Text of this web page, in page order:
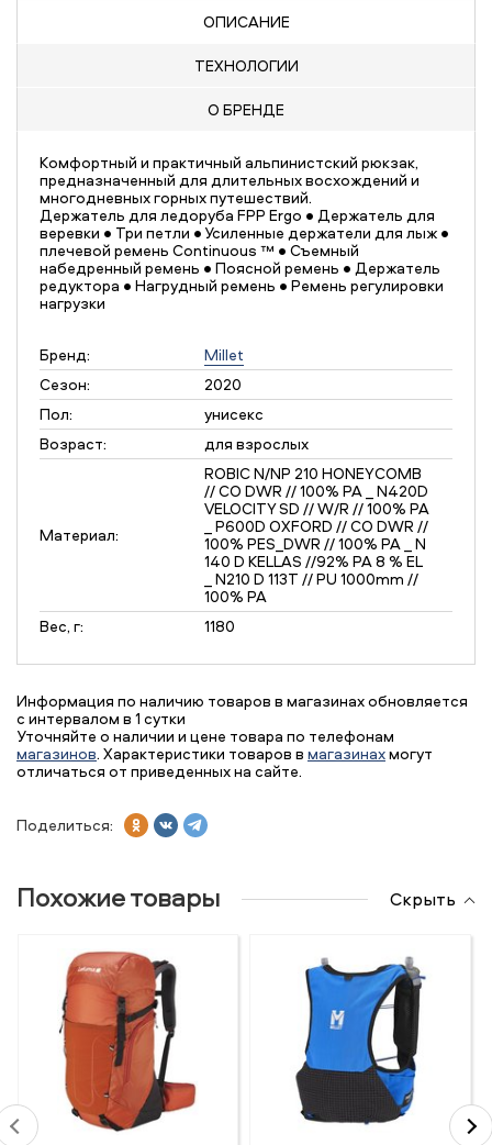
ОПИСАНИЕ
ТЕХНОЛОГИИ
О БРЕНДЕ
Комфортный и практичный альпинистский рюкзак,
предназначенный для длительных восхождений и
многодневных горных путешествий.
Держатель для ледоруба FPP Ergo • Держатель для
веревки • Три петли • Усиленные держатели для лыж •
плечевой ремень Continuous ™ • Съемный
набедренный ремень • Поясной ремень • Держатель
редуктора • Нагрудный ремень • Ремень регулировки
нагрузки
Бренд:
Millet
Сезон:
2020
Пол:
унисекс
Возраст:
для взрослых
Материал:
ROBIC N/NP 210 HONEYCOMB
// CO DWR // 100% PA _ N420D
VELOCITY SD // W/R // 100% PA
_ P600D OXFORD // CO DWR //
100% PES_DWR // 100% PA _ N
140 D KELLAS //92% PA 8 % EL
_ N210 D 113T // PU 1000mm //
100% PA
Вес, г:
1180
Информация по наличию товаров в магазинах обновляется
с интервалом в 1 сутки
Уточняйте о наличии и цене товара по телефонам
магазинов. Характеристики товаров в магазинахмогут
отличаться от приведенных на сайте.
Поделиться:
Похожие товары Скрыть